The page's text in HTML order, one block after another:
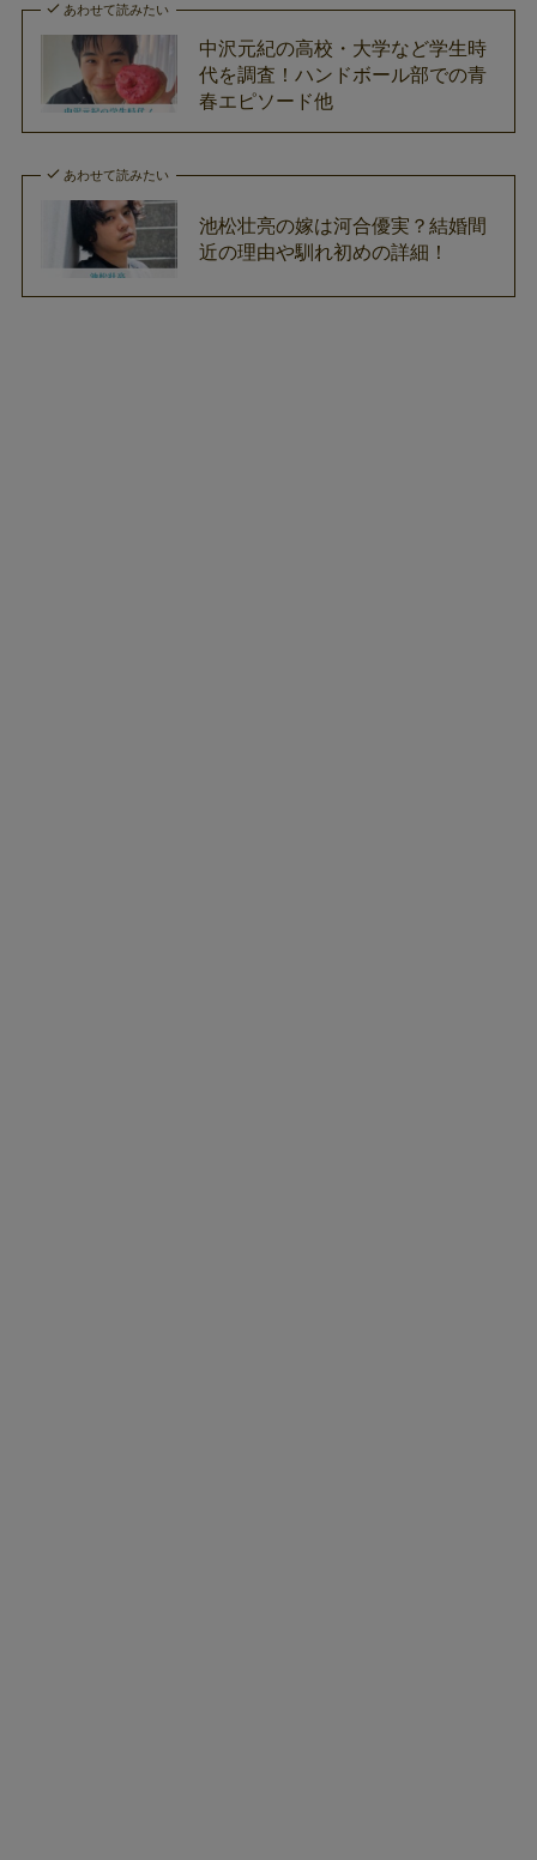
あわせて読みたい
中沢元紀の高校・大学など学生時
代を調査！ハンドボール部での青
春エピソード他
あわせて読みたい
池松壮亮の嫁は河合優実？結婚間
近の理由や馴れ初めの詳細！